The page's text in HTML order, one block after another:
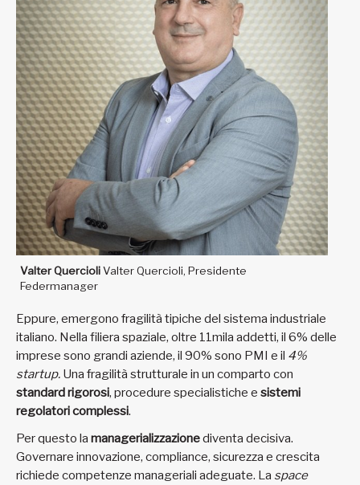
Valter QuercioliValter Quercioli, Presidente
Federmanager
Eppure, emergono fragilità tipiche del sistema industriale
italiano. Nella filiera spaziale, oltre 11mila addetti, il 6% delle
imprese sono grandi aziende, il 90% sono PMI e il 4%
startup. Una fragilità strutturale in un comparto con
standard rigorosi, procedure specialistiche e sistemi
regolatori complessi.
Per questo la managerializzazionediventa decisiva.
Governare innovazione, compliance, sicurezza e crescita
richiede competenze manageriali adeguate. La space